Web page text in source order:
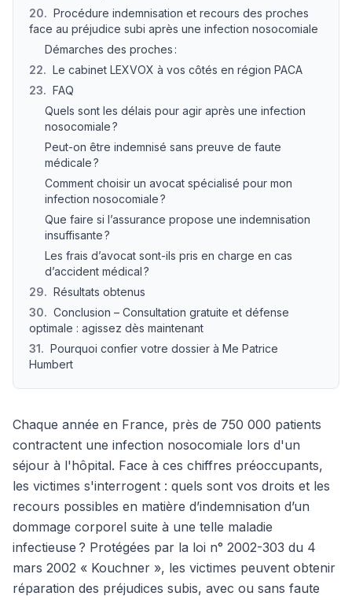
20. Procédure indemnisation et recours des proches
face au préjudice subi après une infection nosocomiale
Démarches des proches :
22. Le cabinet LEXVOX à vos côtés en région PACA
23. FAQ
Quels sont les délais pour agir après une infection
nosocomiale ?
Peut-on être indemnisé sans preuve de faute
médicale ?
Comment choisir un avocat spécialisé pour mon
infection nosocomiale ?
Que faire si l’assurance propose une indemnisation
insuffisante ?
Les frais d’avocat sont-ils pris en charge en cas
d’accident médical ?
29. Résultats obtenus
30. Conclusion – Consultation gratuite et défense
optimale : agissez dès maintenant
31. Pourquoi confier votre dossier à Me Patrice
Humbert
Chaque année en France, près de 750 000 patients
contractent une infection nosocomiale lors d'un
séjour à l'hôpital. Face à ces chiffres préoccupants,
les victimes s'interrogent : quels sont vos droits et les
recours possibles en matière d’indemnisation d’un
dommage corporel suite à une telle maladie
infectieuse ? Protégées par la loi n° 2002-303 du 4
mars 2002 « Kouchner », les victimes peuvent obtenir
réparation des préjudices subis, avec ou sans faute